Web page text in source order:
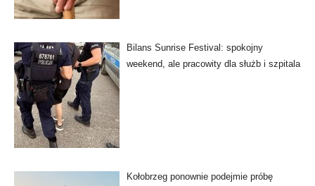
Bilans Sunrise Festival: spokojny
weekend, ale pracowity dla służb i szpitala
Kołobrzeg ponownie podejmie próbę